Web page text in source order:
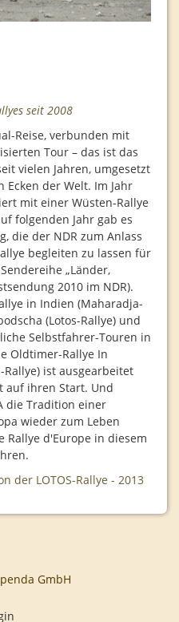
seit 2008
Reise, verbunden mit
Tour – das ist das
vielen Jahren, umgesetzt
der Welt. Im Jahr
mit einer Wüsten-Rallye
folgenden Jahr gab es
die der NDR zum Anlass
begleiten zu lassen für
„Länder,
2010 im NDR).
in Indien (Maharadja-
(Lotos-Rallye) und
Selbstfahrer-Touren in
Oldtimer-Rallye In
ist ausgearbeitet
auf ihren Start. Und
die Tradition einer
wieder zum Leben
Rallye d'Europe in diesem
der LOTOS-Rallye - 2013
GmbH